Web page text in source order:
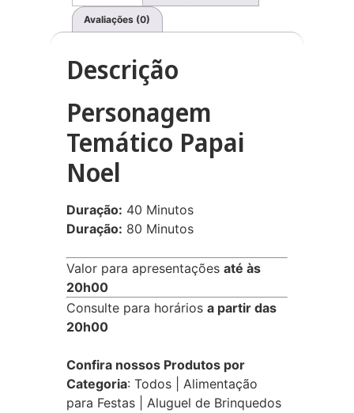
Avaliações (0)
Descrição
Personagem
Temático Papai
Noel
Duração: 40 Minutos
Duração: 80 Minutos
Valor para apresentações até às
20h00
Consulte para horários a partir das
20h00
Confira nossos Produtos por
Categoria: Todos
Alimentação
para Festas
Aluguel de Brinquedos